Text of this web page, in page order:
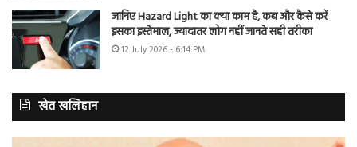
जानिए Hazard Light का क्या काम है, कब और कैसे करें
इसका इस्तेमाल, ज्यादातर लोग नहीं जानते सही तरीका
12 July 2026 - 6:14 PM
खेत खलिहान